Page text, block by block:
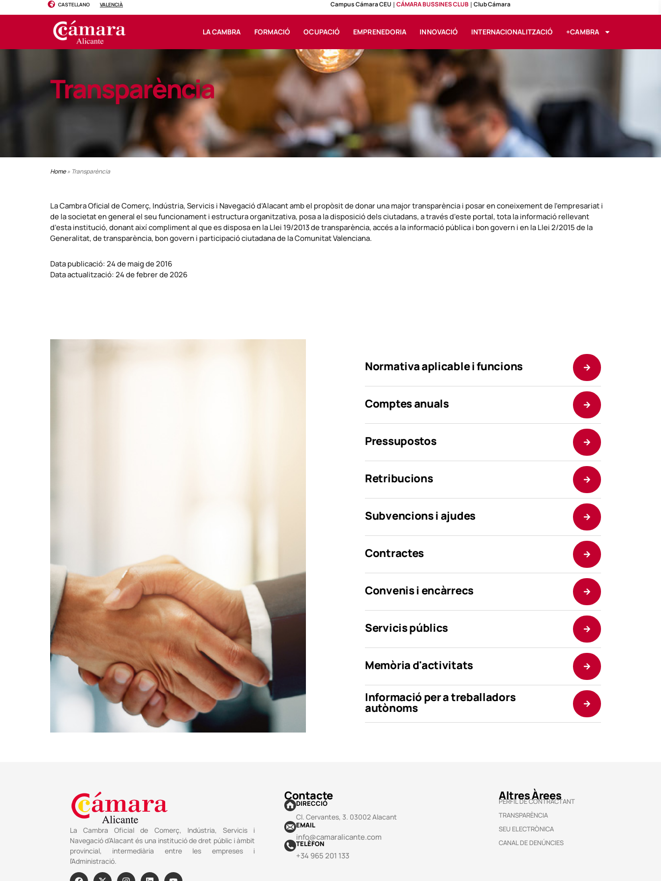
CASTELLANO VALENCIÀ Campus Cámara CEU CÁMARA BUSSINES CLUB Club Cámara
LA CAMBRA FORMACIÓ OCUPACIÓ EMPRENEDORIA INNOVACIÓ INTERNACIONALITZACIÓ +CAMBRA
Transparència
Home» Transparència
La Cambra Oficial de Comerç, Indústria, Servicis i Navegació d’Alacant amb el propòsit de donar una major transparència i posar en coneixement de l’empresariat i
de la societat en general el seu funcionament i estructura organitzativa, posa a la disposició dels ciutadans, a través d’este portal, tota la informació rellevant
d’esta institució, donant així compliment al que es disposa en la Llei 19/2013 de transparència, accés a la informació pública i bon govern i en la Llei 2/2015 de la
Generalitat, de transparència, bon govern i participació ciutadana de la Comunitat Valenciana.
Data publicació: 24 de maig de 2016
Data actualització: 24 de febrer de 2026
Normativa aplicable i funcions
Comptes anuals
Pressupostos
Retribucions
Subvencions i ajudes
Contractes
Convenis i encàrrecs
Servicis públics
Memòria d'activitats
Informació per a treballadors
autònoms
La Cambra Oficial de Comerç, Indústria, Servicis i
Navegació d’Alacant és una institució de dret públic i àmbit
provincial, intermediària entre les empreses i
l’Administració.
Contacte
DIRECCIÓ
Cl. Cervantes, 3. 03002 Alacant
EMAIL
info@camaralicante.com
TELÈFON
+34 965 201 133
Altres Àrees
PERFIL DE CONTRACTANT
TRANSPARÈNCIA
SEU ELECTRÒNICA
CANAL DE DENÚNCIES